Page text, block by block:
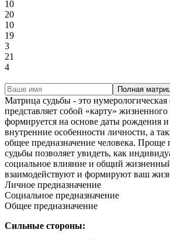
10
20
10
19
3
21
4
Полная
Матрица судьбы - это нумерологическая
представляет собой «карту»
формируется на основе даты рождения и
внутренние особенности личности, а
общее предназначение человека. Проще
судьбы позволяет увидеть, как
социальное влияние и общий
взаимодействуют и формируют ваш
Личное предназначение
Социальное предназначение
Общее предназначение
Сильные стороны: